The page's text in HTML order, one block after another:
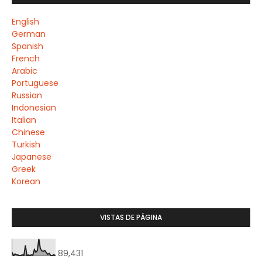
English
German
Spanish
French
Arabic
Portuguese
Russian
Indonesian
Italian
Chinese
Turkish
Japanese
Greek
Korean
VISTAS DE PÁGINA
89,431